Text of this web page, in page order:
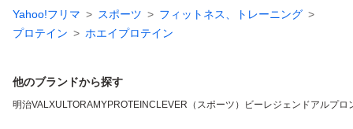
Yahoo!フリマ スポーツ
フィットネス、トレーニング
プロテイン
ホエイプロテイン
他のブランドから探す
明治VALXULTORAMYPROTEINCLEVER（スポーツ） ビーレジェンドアルプロ